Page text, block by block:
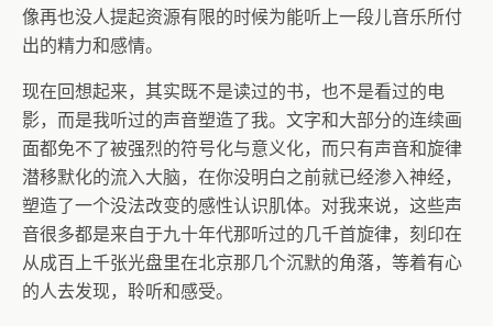
像再也没人提起资源有限的时候为能听上一段儿音乐所付
出的精力和感情。
现在回想起来，其实既不是读过的书，也不是看过的电
影，而是我听过的声音塑造了我。文字和大部分的连续画
面都免不了被强烈的符号化与意义化，而只有声音和旋律
潜移默化的流入大脑，在你没明白之前就已经渗入神经，
塑造了一个没法改变的感性认识肌体。对我来说，这些声
音很多都是来自于九十年代那听过的几千首旋律，刻印在
从成百上千张光盘里在北京那几个沉默的角落，等着有心
的人去发现，聆听和感受。